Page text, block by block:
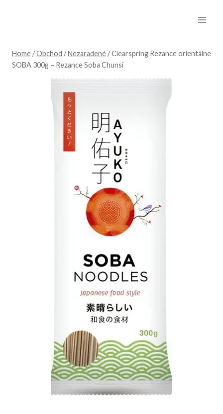
Home /Obchod /Nezaradené /Clearspring Rezance orientálne
SOBA 300g – Rezance Soba Chunsi